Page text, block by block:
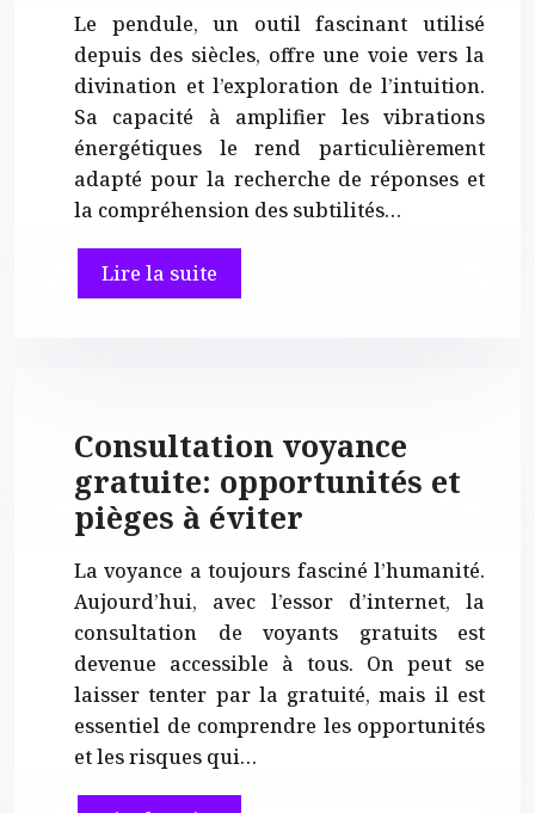
Le pendule, un outil fascinant utilisé
depuis des siècles, offre une voie vers la
divination et l’exploration de l’intuition.
Sa capacité à amplifier les vibrations
énergétiques le rend particulièrement
adapté pour la recherche de réponses et
la compréhension des subtilités…
Lire la suite
Consultation voyance
gratuite: opportunités et
pièges à éviter
La voyance a toujours fasciné l’humanité.
Aujourd’hui, avec l’essor d’internet, la
consultation de voyants gratuits est
devenue accessible à tous. On peut se
laisser tenter par la gratuité, mais il est
essentiel de comprendre les opportunités
et les risques qui…